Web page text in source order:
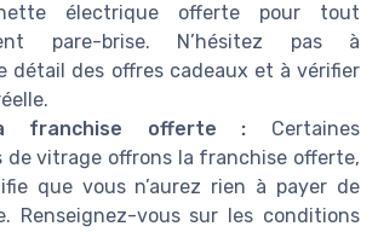
électrique offerte pour tout
pare-brise. N’hésitez pas à
détail des offres cadeaux et à vérifier
franchise offerte : Certaines
de vitrage offrons la franchise offerte,
que vous n’aurez rien à payer de
Renseignez-vous sur les conditions